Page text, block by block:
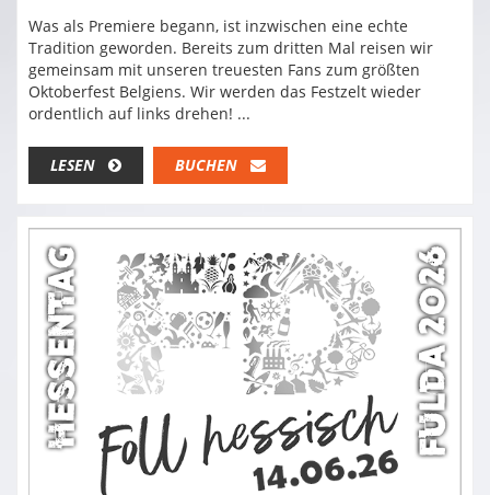
Was als Premiere begann, ist inzwischen eine echte
Tradition geworden. Bereits zum dritten Mal reisen wir
gemeinsam mit unseren treuesten Fans zum größten
Oktoberfest Belgiens. Wir werden das Festzelt wieder
ordentlich auf links drehen! ...
LESEN BUCHEN